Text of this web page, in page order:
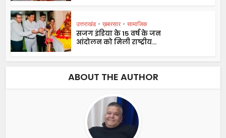
उत्तराखंड • ख़बरसार • सामाजिक
सजग इंडिया के 15 वर्ष के जन
आंदोलन को मिली राष्ट्रीय...
ABOUT THE AUTHOR